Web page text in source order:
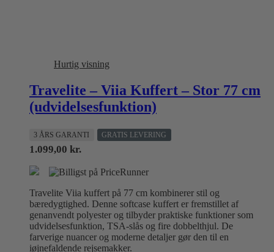
Hurtig visning
Travelite – Viia Kuffert – Stor 77 cm
(udvidelsesfunktion)
3 ÅRS GARANTI GRATIS LEVERING
1.099,00 kr.
Travelite Viia kuffert på 77 cm kombinerer stil og
bæredygtighed. Denne softcase kuffert er fremstillet af
genanvendt polyester og tilbyder praktiske funktioner som
udvidelsesfunktion, TSA-slås og fire dobbelthjul. De
farverige nuancer og moderne detaljer gør den til en
iøjnefaldende rejsemakker.